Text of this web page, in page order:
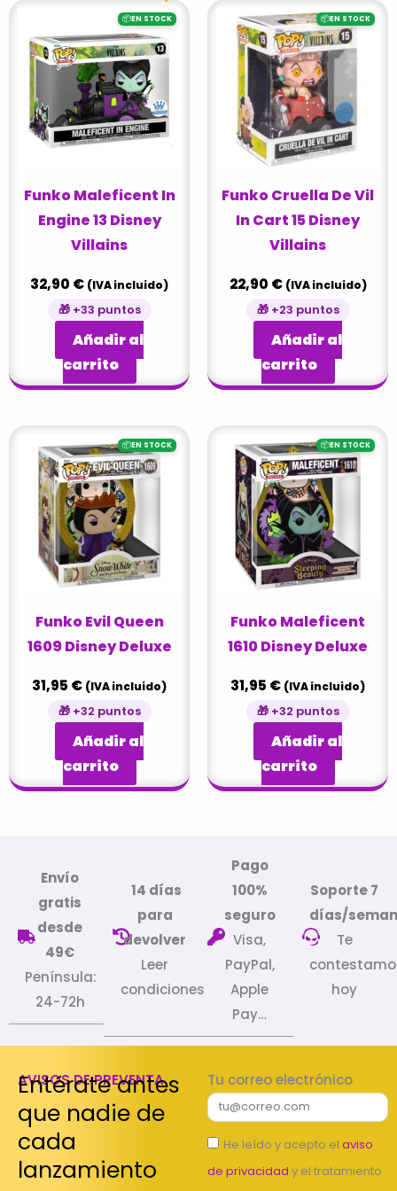
📦EN STOCK
Funko Maleficent In
Engine 13 Disney
Villains
32,90 € (IVA incluido)
🎁 +33 puntos
Añadir al
carrito
📦EN STOCK
Funko Cruella De Vil
In Cart 15 Disney
Villains
22,90 € (IVA incluido)
🎁 +23 puntos
Añadir al
carrito
📦EN STOCK
Funko Evil Queen
1609 Disney Deluxe
31,95 € (IVA incluido)
🎁 +32 puntos
Añadir al
carrito
📦EN STOCK
Funko Maleficent
1610 Disney Deluxe
31,95 € (IVA incluido)
🎁 +32 puntos
Añadir al
carrito
Envío
gratis
desde
49€
Península:
24-72h
14 días
para
devolver
Leer
condiciones
Pago
100%
seguro
Visa,
PayPal,
Apple
Pay…
Soporte 7
días/
Te
hoy
AVISOS DE PREVENTA
Entérate antes
que nadie de
cada
lanzamiento
Tu correo electrónico
He leído y acepto el aviso
de privacidad y el tratamiento